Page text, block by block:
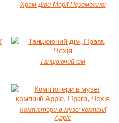
Храм Діви Марії Переможної
Танцюючий дім
Комп'ютери в музеї компанії
Apple